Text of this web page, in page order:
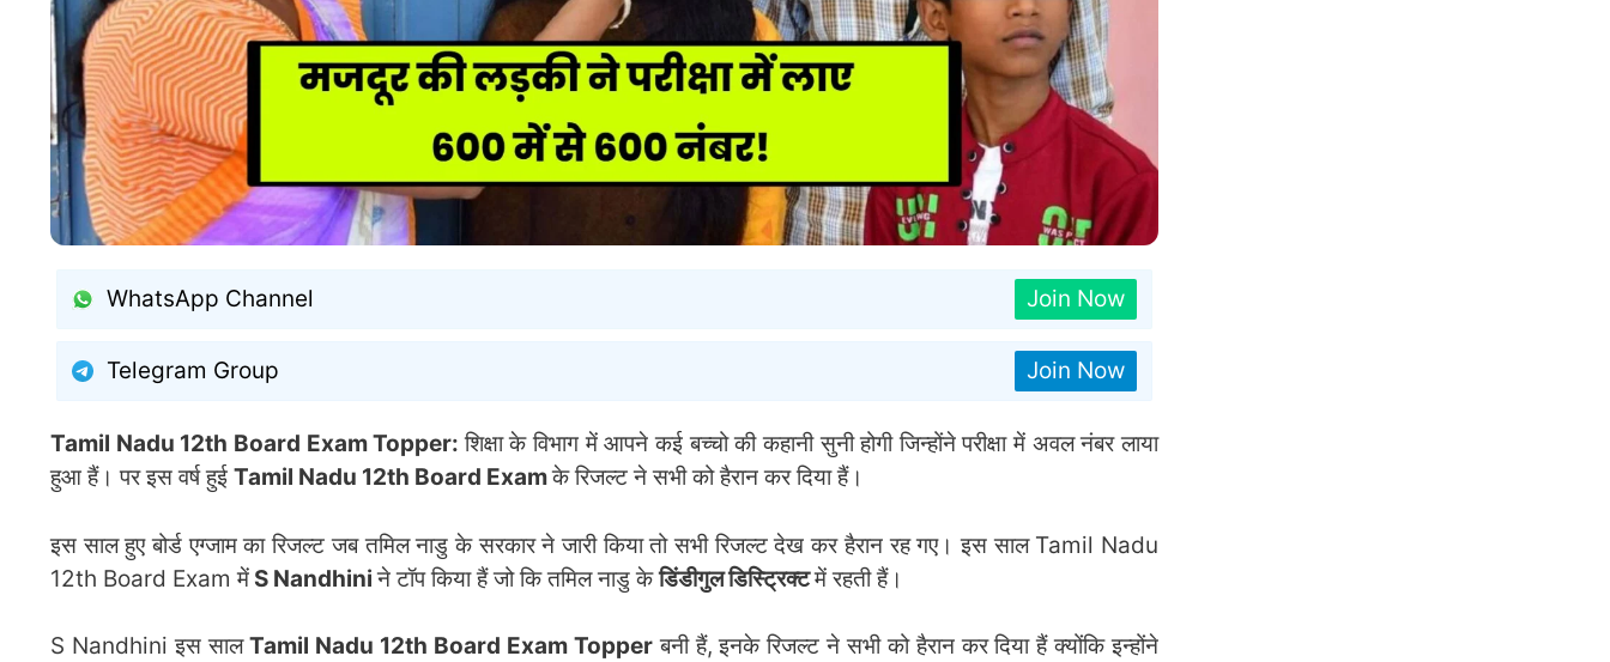
WhatsApp Channel Join Now
Telegram Group Join Now
Tamil Nadu 12th Board Exam Topper:शिक्षा के विभाग में आपने कई बच्चो की कहानी सुनी होगी जिन्होंने परीक्षा में अवल नंबर लाया
हुआ हैं। पर इस वर्ष हुई Tamil Nadu 12th Board Examके रिजल्ट ने सभी को हैरान कर दिया हैं।
इस साल हुए बोर्ड एग्जाम का रिजल्ट जब तमिल नाडु के सरकार ने जारी किया तो सभी रिजल्ट देख कर हैरान रह गए। इस साल Tamil Nadu
12th Board Exam में S Nandhiniने टॉप किया हैं जो कि तमिल नाडु केडिंडीगुल डिस्ट्रिक्टमें रहती हैं।
S Nandhini इस सालTamil Nadu 12th Board Exam Topperबनी हैं, इनके रिजल्ट ने सभी को हैरान कर दिया हैं क्योंकि इन्होंने